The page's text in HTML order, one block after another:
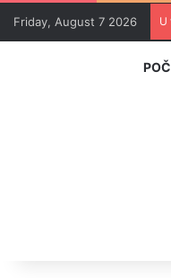
Friday, August 7 2026 U